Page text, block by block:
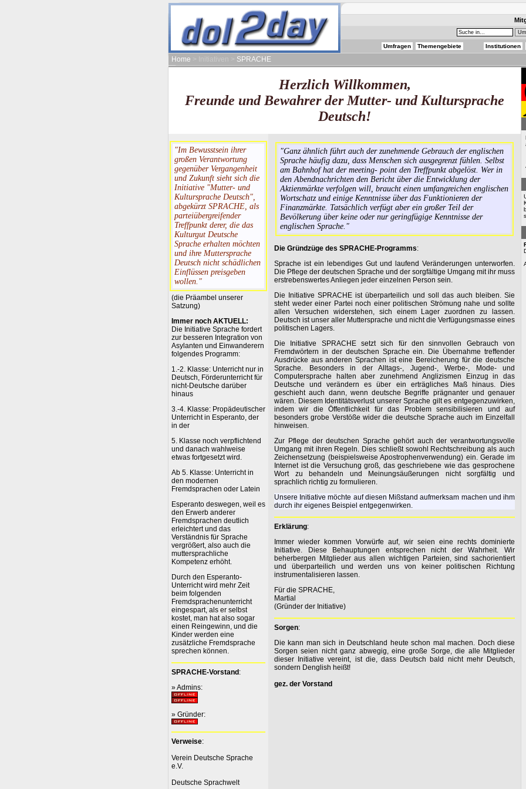
Umfragen Themengebiete Institutionen
Home > Initiativen > SPRACHE
Herzlich Willkommen,
Freunde und Bewahrer der Mutter- und Kultursprache
Deutsch!
"Im Bewusstsein ihrer
großen Verantwortung
gegenüber Vergangenheit
und Zukunft sieht sich die
Initiative "Mutter- und
Kultursprache Deutsch",
abgekürzt SPRACHE, als
parteiübergreifender
Treffpunkt derer, die das
Kulturgut Deutsche
Sprache erhalten möchten
und ihre Muttersprache
Deutsch nicht schädlichen
Einflüssen preisgeben
wollen."
(die Präambel unserer
Satzung)
Immer noch AKTUELL:
Die Initiative Sprache fordert
zur besseren Integration von
Asylanten und Einwanderern
folgendes Programm:
1.-2. Klasse: Unterricht nur in
Deutsch, Förderunterricht für
nicht-Deutsche darüber
hinaus
3.-4. Klasse: Propädeutischer
Unterricht in Esperanto, der
in der
5. Klasse noch verpflichtend
und danach wahlweise
etwas fortgesetzt wird.
Ab 5. Klasse: Unterricht in
den modernen
Fremdsprachen oder Latein
Esperanto deswegen, weil es
den Erwerb anderer
Fremdsprachen deutlich
erleichtert und das
Verständnis für Sprache
vergrößert, also auch die
muttersprachliche
Kompetenz erhöht.
Durch den Esperanto-
Unterricht wird mehr Zeit
beim folgenden
Fremdsprachenunterricht
eingespart, als er selbst
kostet, man hat also sogar
einen Reingewinn, und die
Kinder werden eine
zusätzliche Fremdsprache
sprechen können.
SPRACHE-Vorstand :
» Admins:
» Gründer:
Verweise:
Verein Deutsche Sprache
e.V.
Deutsche Sprachwelt
"Ganz ähnlich führt auch der zunehmende Gebrauch der englischen
Sprache häufig dazu, dass Menschen sich ausgegrenzt fühlen. Selbst
am Bahnhof hat der meeting- point den Treffpunkt abgelöst. Wer in
den Abendnachrichten den Bericht über die Entwicklung der
Aktienmärkte verfolgen will, braucht einen umfangreichen englischen
Wortschatz und einige Kenntnisse über das Funktionieren der
Finanzmärkte. Tatsächlich verfügt aber ein großer Teil der
Bevölkerung über keine oder nur geringfügige Kenntnisse der
englischen Sprache."
Die Gründzüge des SPRACHE-Programms:
Sprache ist ein lebendiges Gut und laufend Veränderungen unterworfen.
Die Pflege der deutschen Sprache und der sorgfältige Umgang mit ihr muss
erstrebenswertes Anliegen jeder einzelnen Person sein.
Die Initiative SPRACHE ist überparteilich und soll das auch bleiben. Sie
steht weder einer Partei noch einer politischen Strömung nahe und sollte
allen Versuchen widerstehen, sich einem Lager zuordnen zu lassen.
Deutsch ist unser aller Muttersprache und nicht die Verfügungsmasse eines
politischen Lagers.
Die Initiative SPRACHE setzt sich für den sinnvollen Gebrauch von
Fremdwörtern in der deutschen Sprache ein. Die Übernahme treffender
Ausdrücke aus anderen Sprachen ist eine Bereicherung für die deutsche
Sprache. Besonders in der Alltags-, Jugend-, Werbe-, Mode- und
Computersprache halten aber zunehmend Anglizismen Einzug in das
Deutsche und verändern es über ein erträgliches Maß hinaus. Dies
geschieht auch dann, wenn deutsche Begriffe prägnanter und genauer
wären. Diesem Identitätsverlust unserer Sprache gilt es entgegenzuwirken,
indem wir die Öffentlichkeit für das Problem sensibilisieren und auf
besonders grobe Verstöße wider die deutsche Sprache auch im Einzelfall
hinweisen.
Zur Pflege der deutschen Sprache gehört auch der verantwortungsvolle
Umgang mit ihren Regeln. Dies schließt sowohl Rechtschreibung als auch
Zeichensetzung (beispielsweise Apostrophenverwendung) ein. Gerade im
Internet ist die Versuchung groß, das geschriebene wie das gesprochene
Wort zu behandeln und Meinungsäußerungen nicht sorgfältig und
sprachlich richtig zu formulieren.
Unsere Initiative möchte auf diesen Mißstand aufmerksam machen und ihm
durch ihr eigenes Beispiel entgegenwirken.
Erklärung:
Immer wieder kommen Vorwürfe auf, wir seien eine rechts dominierte
Initiative. Diese Behauptungen entsprechen nicht der Wahrheit. Wir
beherbergen Mitglieder aus allen wichtigen Parteien, sind sachorientiert
und überparteilich und werden uns von keiner politischen Richtung
instrumentalisieren lassen.
Für die SPRACHE,
Martial
(Gründer der Initiative)
Sorgen:
Die kann man sich in Deutschland heute schon mal machen. Doch diese
Sorgen seien nicht ganz abwegig, eine große Sorge, die alle Mitglieder
dieser Initiative vereint, ist die, dass Deutsch bald nicht mehr Deutsch,
sondern Denglish heißt!
gez. der Vorstand